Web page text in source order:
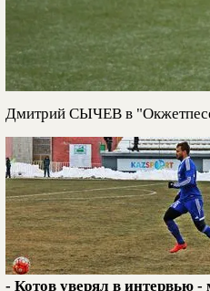
Дмитрий СЫЧЕВ в
- Котов уверял в интервью -